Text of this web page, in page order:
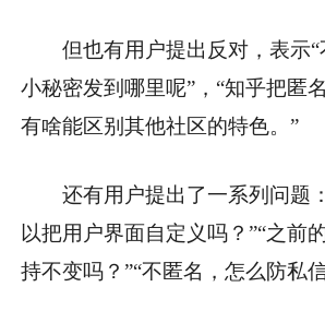
但也有用户提出反对，表示
小秘密发到哪里呢”，“知乎把匿
有啥能区别其他社区的特色。”
还有用户提出了一系列问题
以把用户界面自定义吗？”“之前
持不变吗？”“不匿名，怎么防私